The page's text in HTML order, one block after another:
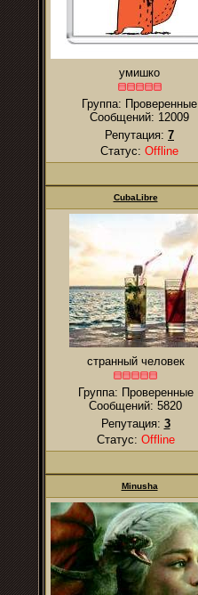
умишко
Группа: Проверенные
Сообщений: 12009
Репутация: 7
Статус: Offline
CubaLibre
странный человек
Группа: Проверенные
Сообщений: 5820
Репутация: 3
Статус: Offline
Minusha